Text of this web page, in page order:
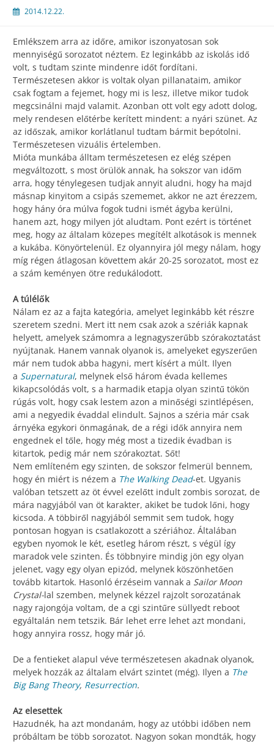
2014.12.22.
Emlékszem arra az időre, amikor iszonyatosan sok
mennyiségű sorozatot néztem. Ez leginkább az iskolás idő
volt, s tudtam szinte mindenre időt fordítani.
Természetesen akkor is voltak olyan pillanataim, amikor
csak fogtam a fejemet, hogy mi is lesz, illetve mikor tudok
megcsinálni majd valamit. Azonban ott volt egy adott dolog,
mely rendesen előtérbe kerített mindent: a nyári szünet. Az
az időszak, amikor korlátlanul tudtam bármit bepótolni.
Természetesen vizuális értelemben.
Mióta munkába álltam természetesen ez elég szépen
megváltozott, s most örülök annak, ha sokszor van időm
arra, hogy ténylegesen tudjak annyit aludni, hogy ha majd
másnap kinyitom a csipás szememet, akkor ne azt érezzem,
hogy hány óra múlva fogok tudni ismét ágyba kerülni,
hanem azt, hogy milyen jót aludtam. Pont ezért is történet
meg, hogy az általam közepes megítélt alkotások is mennek
a kukába. Könyörtelenül. Ez olyannyira jól megy nálam, hogy
míg régen átlagosan követtem akár 20-25 sorozatot, most ez
a szám keményen ötre redukálodott.
A túlélők
Nálam ez az a fajta kategória, amelyet leginkább két részre
szeretem szedni. Mert itt nem csak azok a szériák kapnak
helyett, amelyek számomra a legnagyszerűbb szórakoztatást
nyújtanak. Hanem vannak olyanok is, amelyeket egyszerűen
már nem tudok abba hagyni, mert kísért a múlt. Ilyen
a Supernatural, melynek első három évada kellemes
kikapcsolódás volt, s a harmadik etapja olyan szintű tökön
rúgás volt, hogy csak lestem azon a minőségi szintlépésen,
ami a negyedik évaddal elindult. Sajnos a széria már csak
árnyéka egykori önmagának, de a régi idők annyira nem
engednek el tőle, hogy még most a tizedik évadban is
kitartok, pedig már nem szórakoztat. Sőt!
Nem említeném egy szinten, de sokszor felmerül bennem,
hogy én miért is nézem a The Walking Dead-et. Ugyanis
valóban tetszett az öt évvel ezelőtt indult zombis sorozat, de
mára nagyjából van öt karakter, akiket be tudok lőni, hogy
kicsoda. A többiről nagyjából semmit sem tudok, hogy
pontosan hogyan is csatlakozott a szériához. Általában
egyben nyomok le két, esetleg három részt, s végül így
maradok vele szinten. És többnyire mindig jön egy olyan
jelenet, vagy egy olyan epizód, melynek köszönhetően
tovább kitartok. Hasonló érzéseim vannak a Sailor Moon
Crystal-lal szemben, melynek kézzel rajzolt sorozatának
nagy rajongója voltam, de a cgi szintűre süllyedt reboot
egyáltalán nem tetszik. Bár lehet erre lehet azt mondani,
hogy annyira rossz, hogy már jó.
De a fentieket alapul véve természetesen akadnak olyanok,
melyek hozzák az általam elvárt szintet (még). Ilyen a The
Big Bang Theory, Resurrection.
Az elesettek
Hazudnék, ha azt mondanám, hogy az utóbbi időben nem
próbáltam be több sorozatot. Nagyon sokan mondták, hogy